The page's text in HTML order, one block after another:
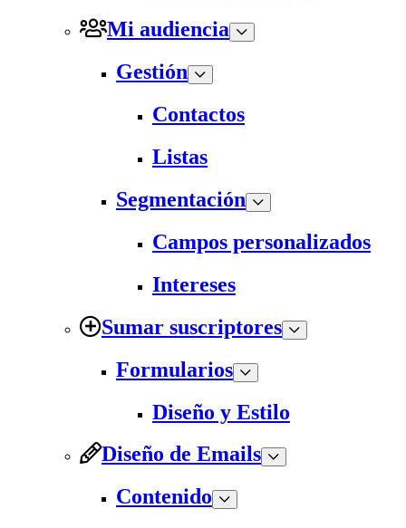
Mi audiencia
Gestión
Contactos
Listas
Segmentación
Campos personalizados
Intereses
Sumar suscriptores
Formularios
Diseño y Estilo
Diseño de Emails
Contenido